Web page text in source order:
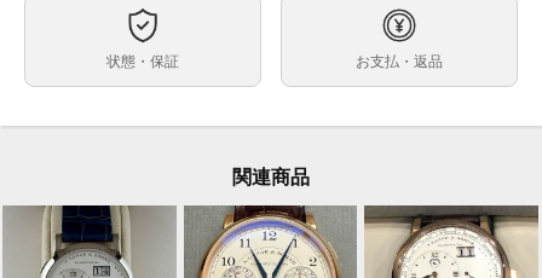
35.9 mm 厚さ 7.5 mm
ケース素材 イエローゴールド
（1999年10月）説明書
A.ランゲ＆ゾーネのクラシックモデル 1815から初代イ
エローゴールド750のRef. 206.021です。
A.ランゲ＆ゾーネ ファンであれば抑えておきたい1本で
はないでしょうか。
状態・保証 お支払・返品
関連商品